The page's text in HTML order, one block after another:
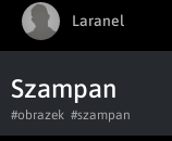
Laranel
Szampan
#obrazek #szampan